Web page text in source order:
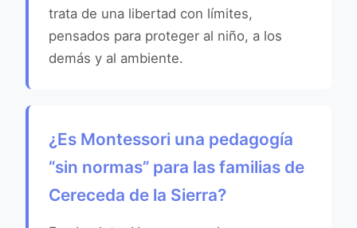
trata de una libertad con límites,
pensados para proteger al niño, a los
demás y al ambiente.
¿Es Montessori una pedagogía
“sin normas” para las familias de
Cereceda de la Sierra?